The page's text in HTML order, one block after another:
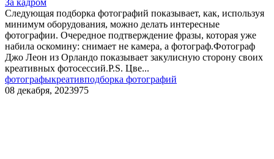
За кадром
Следующая подборка фотографий показывает, как, используя
минимум оборудования, можно делать интересные
фотографии. Очередное подтверждение фразы, которая уже
набила оскомину: снимает не камера, а фотограф.Фотограф
Джо Леон из Орландо показывает закулисную сторону своих
креативных фотосессий.P.S. Цве...
фотографыкреативподборка фотографий
08 декабря, 2023975